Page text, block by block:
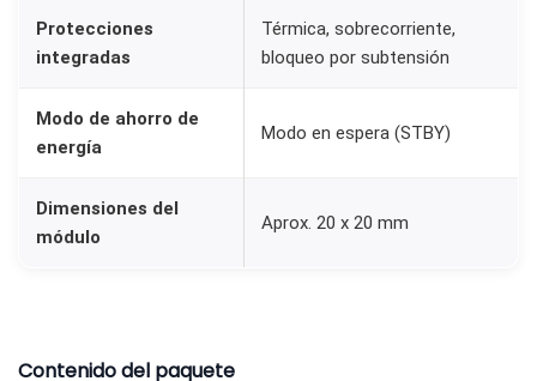
o
c
n
t
d
Protecciones
integradas
Térmica, sobrecorriente,
bloqueo por subtensión
Modo de ahorro de
energía
Modo en espera (STBY)
Dimensiones del
módulo
Aprox. 20 x 20 mm
Contenido del paquete